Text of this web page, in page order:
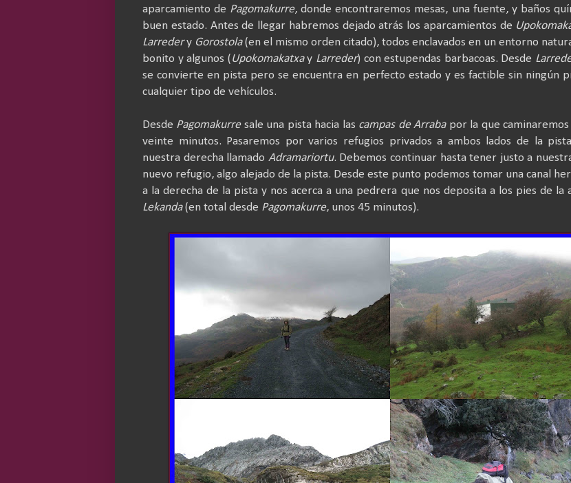
aparcamiento de Pagomakurre, donde encontraremos mesas, una fuente, y baños
buen estado. Antes de llegar habremos dejado atrás los aparcamientos de
Larredery Gorostola(en el mismo orden citado), todos enclavados en un entorno
bonito y algunos (Upokomakatxay Larreder) con estupendas barbacoas. Desde
se convierte en pista pero se encuentra en perfecto estado y es factible sin ningún
cualquier tipo de vehículos.
Desde Pagomakurre sale una pista hacia las campas de Arrabapor la que
veinte minutos. Pasaremos por varios refugios privados a ambos lados de la
nuestra derecha llamado Adramariortu. Debemos continuar hasta tener justo a
nuevo refugio, algo alejado de la pista. Desde este punto podemos tomar una canal
a la derecha de la pista y nos acerca a una pedrera que nos deposita a los pies de la
Lekanda(en total desde Pagomakurre, unos 45 minutos).